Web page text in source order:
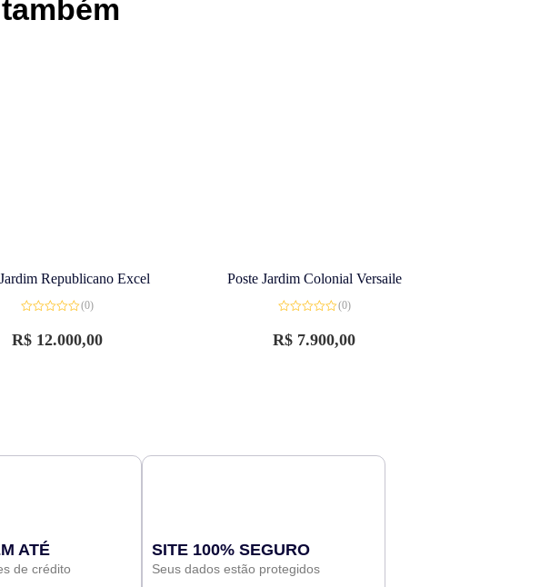
Republicano Excel
0
de
(0)
R$ 12.000,00
Poste Jardim Colonial Versaile
0
de
(0)
R$ 7.900,00
ATÉ
de crédito
SITE 100% SEGURO
Seus dados estão protegidos